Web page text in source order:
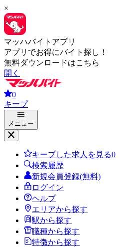
×
マッハバイトアプリ
アプリでお得にバイト探し！
無料ダウンロードはこちら
開く
0
キープ
メニュー
キープした求人を見る0
検索履歴
新規会員登録(無料)
ログイン
ヘルプ
エリアから探す
駅から探す
職種から探す
特徴から探す